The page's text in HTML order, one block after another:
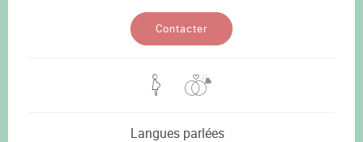
Contacter
Langues parlées